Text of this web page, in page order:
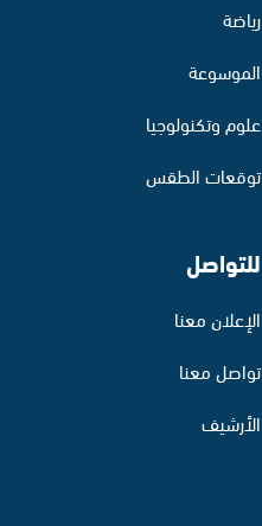
رياضة
الموسوعة
علوم وتكنولوجيا
توقعات الطقس
للتواصل
الإعلان معنا
تواصل معنا
الأرشيف